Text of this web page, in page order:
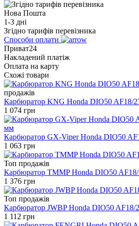
Нова Пошта
1-3 дні
Згідно тарифів перевізника
Способи оплати
Приват24
Накладений платіж
Оплата на карту
Схожі товари
продажів
Карбюратор KNG Honda DIO50 AF18/
1 074 грн
Карбюратор GX-Viper Honda DIO50
1 063 грн
Топ продажів
Карбюратор TMMP Honda DIO50
1 376 грн
Топ продажів
Карбюратор JWBP Honda DIO50 AF18/
1 112 грн